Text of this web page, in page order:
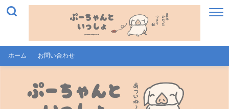
ホーム お問い合わせ